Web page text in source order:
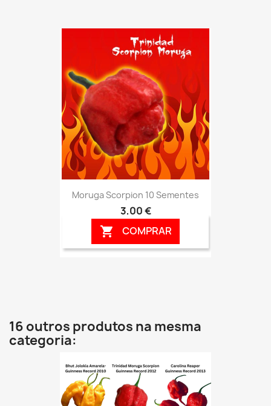
Moruga Scorpion 10 Sementes
3,00 €
 COMPRAR
16 outros produtos na mesma
categoria: